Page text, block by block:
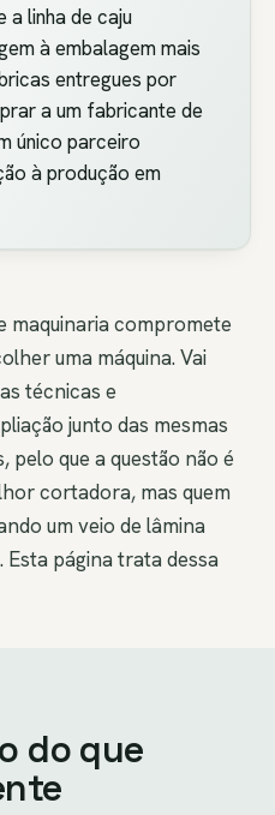
a linha de caju
à embalagem mais
entregues por
a um fabricante de
único parceiro
à produção em
maquinaria compromete
uma máquina. Vai
técnicas e
junto das mesmas
pelo que a questão não é
cortadora, mas quem
um veio de lâmina
página trata dessa
do que